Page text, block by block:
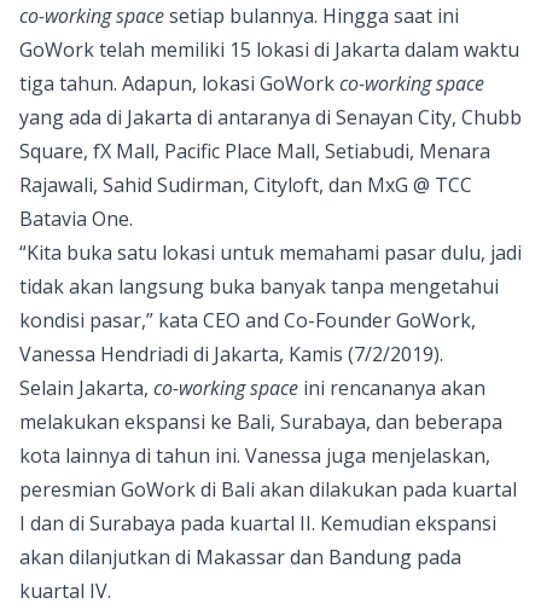
co-working spacesetiap bulannya. Hingga saat ini
GoWork telah memiliki 15 lokasi di Jakarta dalam waktu
tiga tahun. Adapun, lokasi GoWorkco-working space
yang ada di Jakarta di antaranya di Senayan City, Chubb
Square, fX Mall, Pacific Place Mall, Setiabudi, Menara
Rajawali, Sahid Sudirman, Cityloft, dan MxG @ TCC
Batavia One.
“Kita buka satu lokasi untuk memahami pasar dulu, jadi
tidak akan langsung buka banyak tanpa mengetahui
kondisi pasar,” kata CEO and Co-Founder GoWork,
Vanessa Hendriadi di Jakarta, Kamis (7/2/2019).
Selain Jakarta, co-working space ini rencananya akan
melakukan ekspansi ke Bali, Surabaya, dan beberapa
kota lainnya di tahun ini. Vanessa juga menjelaskan,
peresmian GoWork di Bali akan dilakukan pada kuartal
I dan di Surabaya pada kuartal II. Kemudian ekspansi
akan dilanjutkan di Makassar dan Bandung pada
kuartal IV.